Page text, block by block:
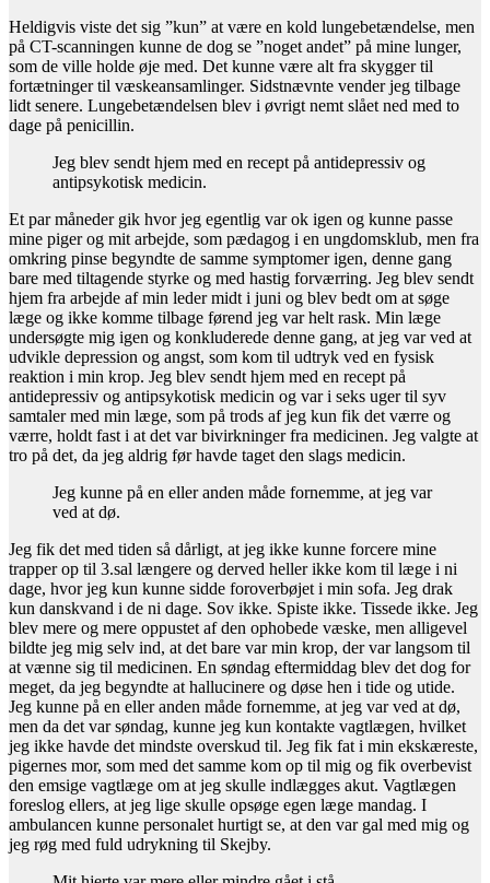
Heldigvis viste det sig ”kun” at være en kold lungebetændelse, men
på CT-scanningen kunne de dog se ”noget andet” på mine lunger,
som de ville holde øje med. Det kunne være alt fra skygger til
fortætninger til væskeansamlinger. Sidstnævnte vender jeg tilbage
lidt senere. Lungebetændelsen blev i øvrigt nemt slået ned med to
dage på penicillin.
Jeg blev sendt hjem med en recept på antidepressiv og
antipsykotisk medicin.
Et par måneder gik hvor jeg egentlig var ok igen og kunne passe
mine piger og mit arbejde, som pædagog i en ungdomsklub, men fra
omkring pinse begyndte de samme symptomer igen, denne gang
bare med tiltagende styrke og med hastig forværring. Jeg blev sendt
hjem fra arbejde af min leder midt i juni og blev bedt om at søge
læge og ikke komme tilbage førend jeg var helt rask. Min læge
undersøgte mig igen og konkluderede denne gang, at jeg var ved at
udvikle depression og angst, som kom til udtryk ved en fysisk
reaktion i min krop. Jeg blev sendt hjem med en recept på
antidepressiv og antipsykotisk medicin og var i seks uger til syv
samtaler med min læge, som på trods af jeg kun fik det værre og
værre, holdt fast i at det var bivirkninger fra medicinen. Jeg valgte at
tro på det, da jeg aldrig før havde taget den slags medicin.
Jeg kunne på en eller anden måde fornemme, at jeg var
ved at dø.
Jeg fik det med tiden så dårligt, at jeg ikke kunne forcere mine
trapper op til 3.sal længere og derved heller ikke kom til læge i ni
dage, hvor jeg kun kunne sidde foroverbøjet i min sofa. Jeg drak
kun danskvand i de ni dage. Sov ikke. Spiste ikke. Tissede ikke. Jeg
blev mere og mere oppustet af den ophobede væske, men alligevel
bildte jeg mig selv ind, at det bare var min krop, der var langsom til
at vænne sig til medicinen. En søndag eftermiddag blev det dog for
meget, da jeg begyndte at hallucinere og døse hen i tide og utide.
Jeg kunne på en eller anden måde fornemme, at jeg var ved at dø,
men da det var søndag, kunne jeg kun kontakte vagtlægen, hvilket
jeg ikke havde det mindste overskud til. Jeg fik fat i min ekskæreste,
pigernes mor, som med det samme kom op til mig og fik overbevist
den emsige vagtlæge om at jeg skulle indlægges akut. Vagtlægen
foreslog ellers, at jeg lige skulle opsøge egen læge mandag. I
ambulancen kunne personalet hurtigt se, at den var gal med mig og
jeg røg med fuld udrykning til Skejby.